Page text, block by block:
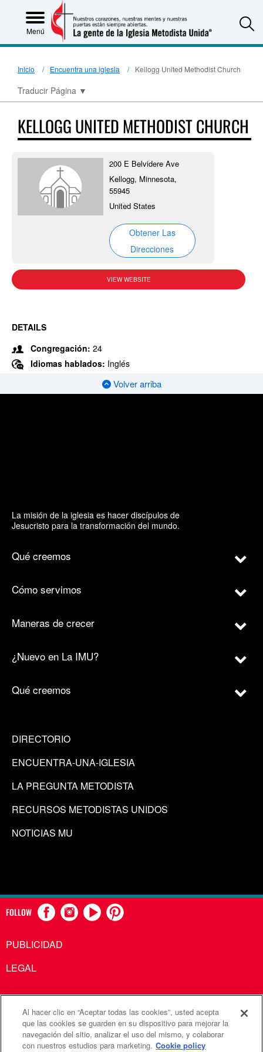
Menú
Inicio Encuentra una iglesia Kellogg United Methodist Church
Traducir Página ▼
KELLOGG UNITED METHODIST CHURCH
200 E Belvidere Ave
Kellogg, Minnesota,
55945
United States
Obtener Las
Direcciones
VIEW WEBSITE
DETAILS
Congregación: 24
Idiomas hablados: Inglés
Volver arriba
La misión de la iglesia es hacer discípulos de
Jesucristo para la transformación del mundo.
Qué creemos
Cómo servimos
Maneras de crecer
¿Nuevo en La IMU?
Qué creemos
DIRECTORIO
ENCUENTRA-UNA-IGLESIA
LA PREGUNTA METODISTA
RECURSOS METODISTAS UNIDOS
NOTICIAS MU
FOLLOW
PUBLICIDAD
LEGAL
Comunicaciones Metodistas Unidas es una agencia de la
Iglesia Metodista Unida
Al hacer clic en “Aceptar todas las cookies”, usted acepta
que las cookies se guarden en su dispositivo para mejorar la
navegación del sitio, analizar el uso del mismo, y colaborar
con nuestros estudios para marketing. Cookie policy